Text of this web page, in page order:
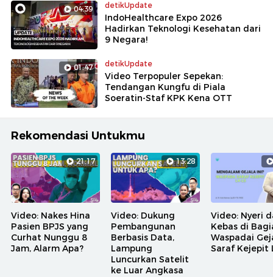
04:39 detikUpdate
IndoHealthcare Expo 2026
Hadirkan Teknologi Kesehatan dari
9 Negara!
01:47 detikUpdate
Video Terpopuler Sepekan:
Tendangan Kungfu di Piala
Soeratin-Staf KPK Kena OTT
Rekomendasi Untukmu
21:17
Video: Nakes Hina
Pasien BPJS yang
Curhat Nunggu 8
Jam, Alarm Apa?
13:28
Video: Dukung
Pembangunan
Berbasis Data,
Lampung
Luncurkan Satelit
ke Luar Angkasa
Video: Nyeri
Kebas di
Waspadai
Saraf Kejepit